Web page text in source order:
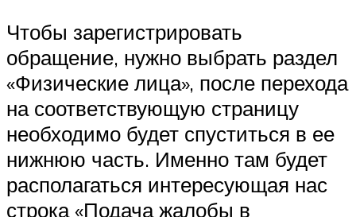
Чтобы зарегистрировать
обращение, нужно выбрать раздел
«Физические лица», после перехода
на соответствующую страницу
необходимо будет спуститься в ее
нижнюю часть. Именно там будет
располагаться интересующая нас
строка «Подача жалобы в